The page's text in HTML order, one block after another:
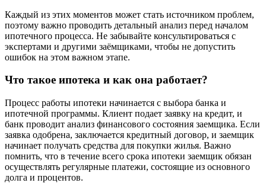
Каждый из этих моментов может стать источником проблем,
поэтому важно проводить детальный анализ перед началом
ипотечного процесса. Не забывайте консультироваться с
экспертами и другими заёмщиками, чтобы не допустить
ошибок на этом важном этапе.
Что такое ипотека и как она работает?
Процесс работы ипотеки начинается с выбора банка и
ипотечной программы. Клиент подает заявку на кредит, и
банк проводит анализ финансового состояния заемщика. Если
заявка одобрена, заключается кредитный договор, и заемщик
начинает получать средства для покупки жилья. Важно
помнить, что в течение всего срока ипотеки заемщик обязан
осуществлять регулярные платежи, состоящие из основного
долга и процентов.